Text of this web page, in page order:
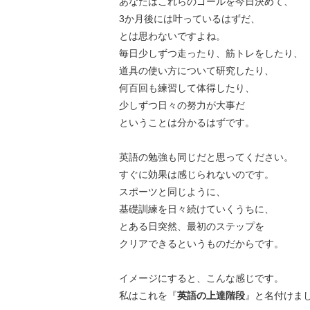
3か月後には叶っているはずだ、
とは思わないですよね。
毎日少しずつ走ったり、筋トレをしたり、
道具の使い方について研究したり、
何百回も練習して体得したり、
少しずつ日々の努力が大事だ
ということは分かるはずです。
英語の勉強も同じだと思ってください。
すぐに効果は感じられないのです。
スポーツと同じように、
基礎訓練を日々続けていくうちに、
とある日突然、最初のステップを
クリアできるというものだからです。
イメージにすると、こんな感じです。
私はこれを『英語の上達階段』と名付けま